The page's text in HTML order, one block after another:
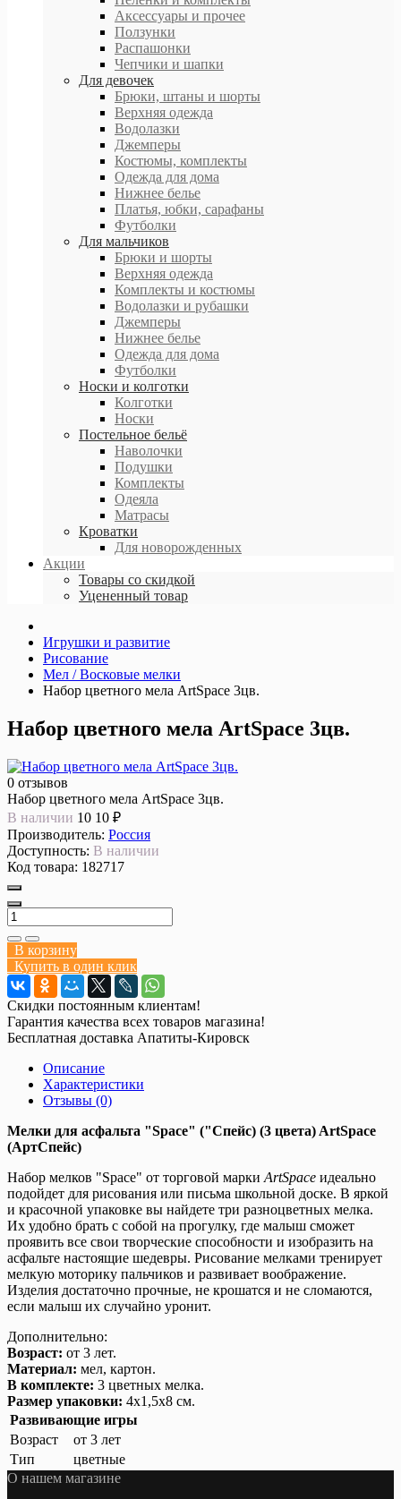
Аксессуары и прочее
Ползунки
Распашонки
Чепчики и шапки
Для девочек
Брюки, штаны и шорты
Верхняя одежда
Водолазки
Джемперы
Костюмы, комплекты
Одежда для дома
Нижнее белье
Платья, юбки, сарафаны
Футболки
Для мальчиков
Брюки и шорты
Верхняя одежда
Комплекты и костюмы
Водолазки и рубашки
Джемперы
Нижнее белье
Одежда для дома
Футболки
Носки и колготки
Колготки
Носки
Постельное бельё
Наволочки
Подушки
Комплекты
Одеяла
Матрасы
Кроватки
Для новорожденных
Акции
Товары со скидкой
Уцененный товар
Игрушки и развитие
Рисование
Мел / Восковые мелки
Набор цветного мела ArtSpace 3цв.
Набор цветного мела ArtSpace 3цв.
0 отзывов
Набор цветного мела ArtSpace 3цв.
В наличии 10 10 ₽
Производитель: Россия
Доступность: В наличии
Код товара: 182717
В корзину
Купить в один клик
Скидки постоянным клиентам!
Гарантия качества всех товаров магазина!
Бесплатная доставка Апатиты-Кировск
Описание
Характеристики
Отзывы (0)
Мелки для асфальта "Space" ("Спейс) (3 цвета) ArtSpace
(АртСпейс)
Набор мелков "Space" от торговой марки ArtSpace идеально
подойдет для рисования или письма школьной доске. В яркой
и красочной упаковке вы найдете три разноцветных мелка.
Их удобно брать с собой на прогулку, где малыш сможет
проявить все свои творческие способности и изобразить на
асфальте настоящие шедевры. Рисование мелками тренирует
мелкую моторику пальчиков и развивает воображение.
Изделия достаточно прочные, не крошатся и не сломаются,
если малыш их случайно уронит.
Дополнительно:
Возраст: от 3 лет.
Материал: мел, картон.
В комплекте: 3 цветных мелка.
Размер упаковки: 4х1,5х8 см.
Развивающие игры
Возраст
от 3 лет
Тип
цветные
О нашем магазине